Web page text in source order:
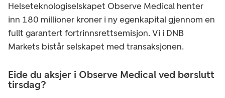
Helseteknologiselskapet Observe Medical henter
inn 180 millioner kroner i ny egenkapital gjennom en
fullt garantert fortrinnsrettsemisjon. Vi i DNB
Markets bistår selskapet med transaksjonen.
Eide du aksjer i Observe Medical ved børslutt
tirsdag?